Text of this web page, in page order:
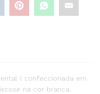
I confeccionada em
na cor branca.